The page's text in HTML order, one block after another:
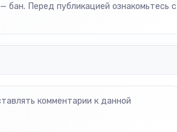
бан. Перед публикацией ознакомьтесь с
комментарии к данной